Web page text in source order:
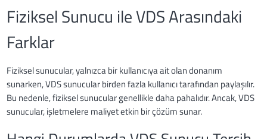
Fiziksel Sunucu ile VDS Arasındaki
Farklar
Fiziksel sunucular, yalnızca bir kullanıcıya ait olan donanım
sunarken, VDS sunucular birden fazla kullanıcı tarafından paylaşılır.
Bu nedenle, fiziksel sunucular genellikle daha pahalıdır. Ancak, VDS
sunucular, işletmelere maliyet etkin bir çözüm sunar.